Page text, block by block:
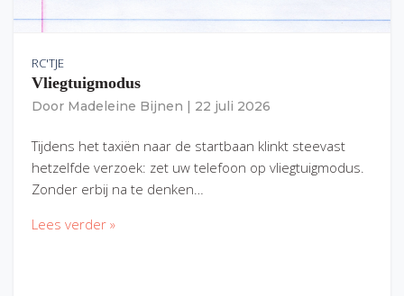
RC'TJE
Vliegtuigmodus
Door Madeleine Bijnen 22 juli 2026
Tijdens het taxiën naar de startbaan klinkt steevast
hetzelfde verzoek: zet uw telefoon op vliegtuigmodus.
Zonder erbij na te denken…
Lees verder »